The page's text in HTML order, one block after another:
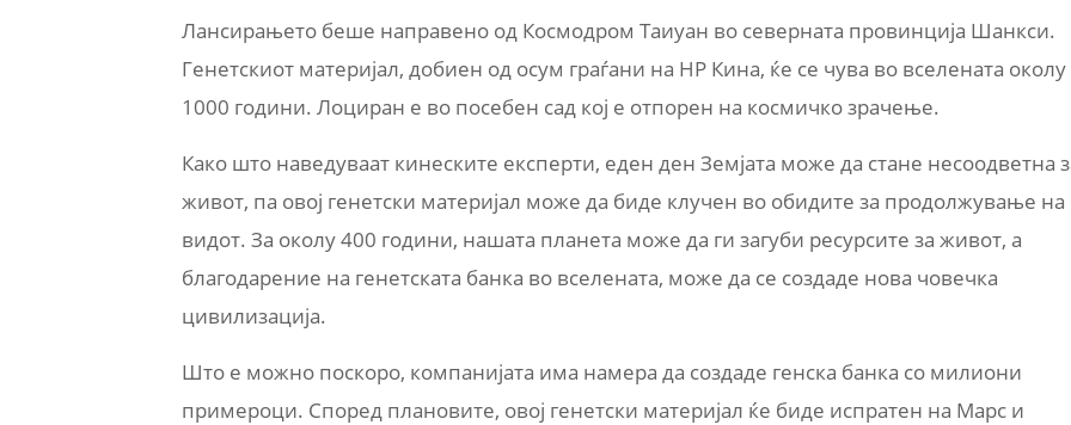
Лансирањето беше направено од Космодром Таиуан во северната провинција Шанкси.
Генетскиот материјал, добиен од осум граѓани на НР Кина, ќе се чува во вселената околу
1000 години. Лоциран е во посебен сад кој е отпорен на космичко зрачење.
Како што наведуваат кинеските експерти, еден ден Земјата може да стане несоодветна
живот, па овој генетски материјал може да биде клучен во обидите за продолжување на
видот. За околу 400 години, нашата планета може да ги загуби ресурсите за живот, а
благодарение на генетската банка во вселената, може да се создаде нова човечка
цивилизација.
Што е можно поскоро, компанијата има намера да создаде генска банка со милиони
примероци. Според плановите, овој генетски материјал ќе биде испратен на Марс и